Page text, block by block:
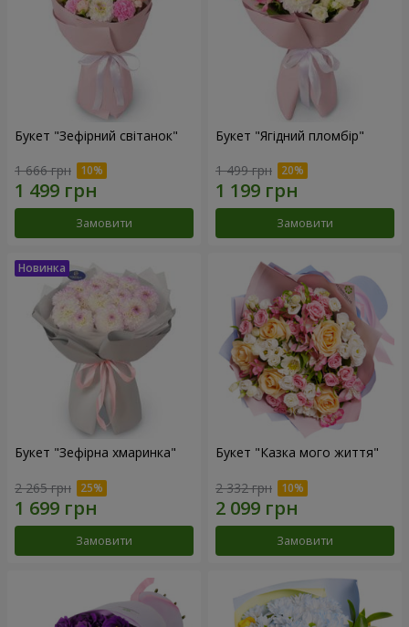
Букет "Зефірний світанок"
1 666 грн
Замовити
Букет "Ягідний пломбір"
1 499 грн
Замовити
Букет "Зефірна хмаринка"
2 265 грн
Замовити
Букет "Казка мого життя"
2 332 грн
Замовити